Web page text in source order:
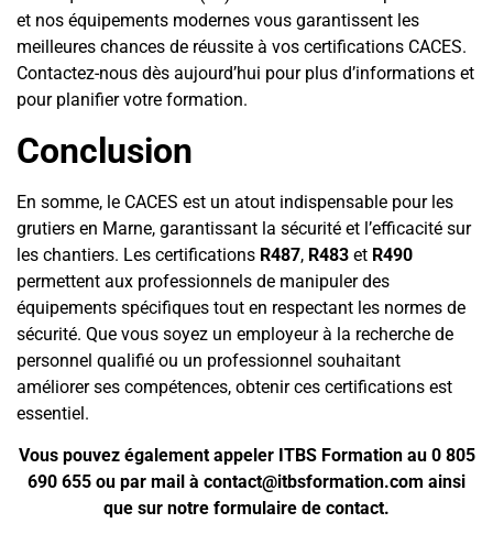
et nos équipements modernes vous garantissent les
meilleures chances de réussite à vos certifications CACES.
Contactez-nous dès aujourd’hui pour plus d’informations et
pour planifier votre formation.
Conclusion
En somme, le CACES est un atout indispensable pour les
grutiers en Marne, garantissant la sécurité et l’efficacité sur
les chantiers. Les certifications R487, R483 et R490
permettent aux professionnels de manipuler des
équipements spécifiques tout en respectant les normes de
sécurité. Que vous soyez un employeur à la recherche de
personnel qualifié ou un professionnel souhaitant
améliorer ses compétences, obtenir ces certifications est
essentiel.
Vous pouvez également appeler ITBS Formation au 0 805
690 655 ou par mail à contact@itbsformation.com ainsi
que sur notre formulaire de contact.